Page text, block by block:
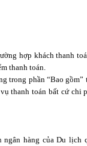
hợp khách thanh
thanh toán.
trong phần “Bao
thanh toán bất cứ chi
hàng của Du lịch